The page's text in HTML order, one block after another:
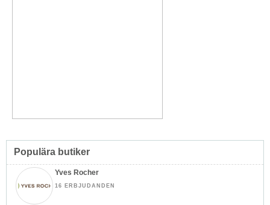
Populära butiker
Yves Rocher
16 ERBJUDANDEN